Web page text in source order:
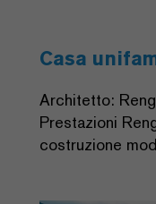
Casa
Architetto:
Prestazioni
costruzione